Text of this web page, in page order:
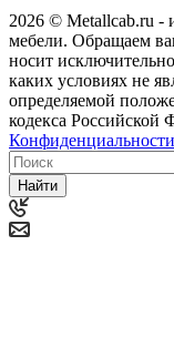
2026 © Metallcab.ru -
мебели. Обращаем
носит
каких условиях не
определяемой
кодекса Российской
Найти